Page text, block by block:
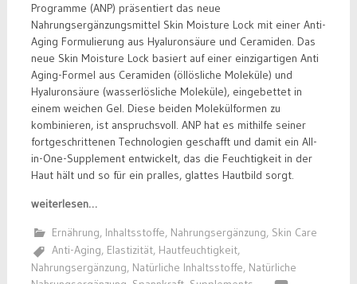
Programme (ANP) präsentiert das neue
Nahrungsergänzungsmittel Skin Moisture Lock mit einer Anti-
Aging Formulierung aus Hyaluronsäure und Ceramiden. Das
neue Skin Moisture Lock basiert auf einer einzigartigen Anti
Aging-Formel aus Ceramiden (öllösliche Moleküle) und
Hyaluronsäure (wasserlösliche Moleküle), eingebettet in
einem weichen Gel. Diese beiden Molekülformen zu
kombinieren, ist anspruchsvoll. ANP hat es mithilfe seiner
fortgeschrittenen Technologien geschafft und damit ein All-
in-One-Supplement entwickelt, das die Feuchtigkeit in der
Haut hält und so für ein pralles, glattes Hautbild sorgt.
weiterlesen…
Ernährung, Inhaltsstoffe, Nahrungsergänzung, Skin Care
Anti-Aging, Elastizität, Hautfeuchtigkeit,
Nahrungsergänzung, Natürliche Inhaltsstoffe, Natürliche